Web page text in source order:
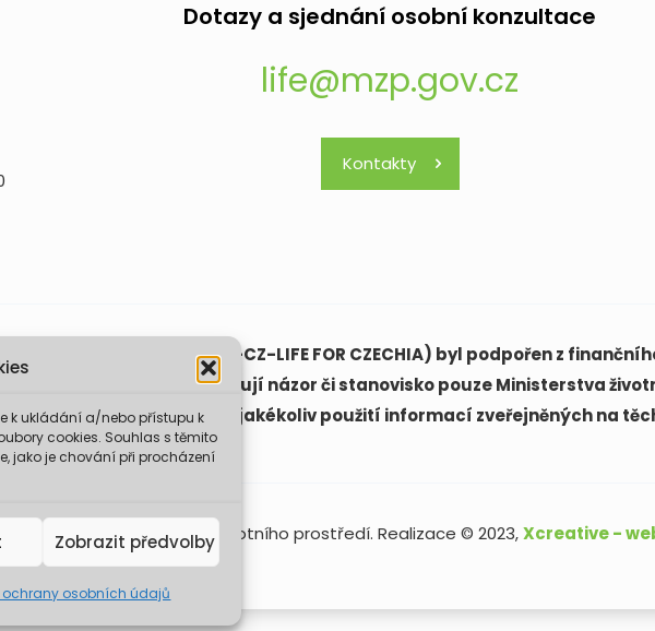
k ukládání a/nebo přístupu k
cookies. Souhlas s těmito
jako je chování při procházení
Zobrazit předvolby
osobních údajů
Dotazy a sjednání osobní konzultace
life@mzp.gov.cz
Kontakty
for Czech LIFE (LIFE21-CAP-CZ-LIFE FOR CZECHIA) byl podpořen z
na těchto stránkách vyjadřují názor či stanovisko pouze Ministerstva
komise není odpovědná za jakékoliv použití informací zveřejněných na
© 2026 Ministerstvo životního prostředí. Realizace © 2023,Xcreative -